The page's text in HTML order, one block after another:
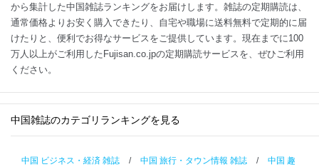
から集計した中国雑誌ランキングをお届けします。雑誌の定期購読は、
通常価格よりお安く購入できたり、自宅や職場に送料無料で定期的に届
けたりと、便利でお得なサービスをご提供しています。現在までに100
万人以上がご利用したFujisan.co.jpの定期購読サービスを、ぜひご利用
ください。
中国雑誌のカテゴリランキングを見る
中国 ビジネス・経済 雑誌 / 中国 旅行・タウン情報 雑誌 /
中国 趣